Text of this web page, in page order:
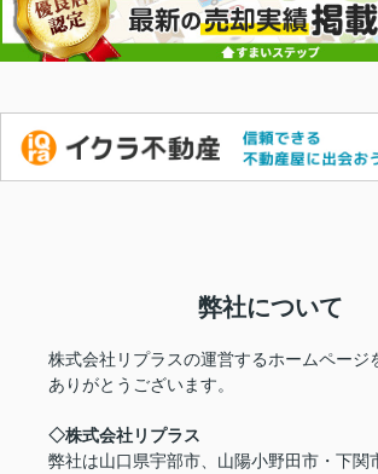
宇部市リフォーム済物件一覧
売却専用サイトもございます！
2026.07.21
☆川添3丁目オススメ物件☆ リノベー
成！！
弊社について
株式会社リプラスの運営するホームページ
ありがとうございます。
◇株式会社リプラス
弊社は山口県宇部市、山陽小野田市・下関